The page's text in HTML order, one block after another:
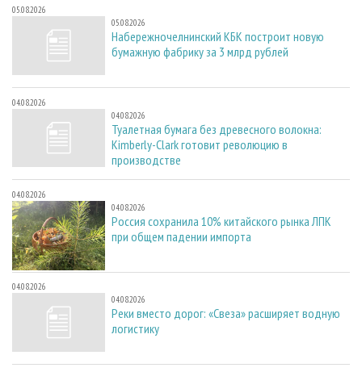
05.08.2026
05.08.2026
Набережночелнинский КБК построит новую
бумажную фабрику за 3 млрд рублей
04.08.2026
04.08.2026
Туалетная бумага без древесного волокна:
Kimberly-Clark готовит революцию в
производстве
04.08.2026
04.08.2026
Россия сохранила 10% китайского рынка ЛПК
при общем падении импорта
04.08.2026
04.08.2026
Реки вместо дорог: «Свеза» расширяет водную
логистику